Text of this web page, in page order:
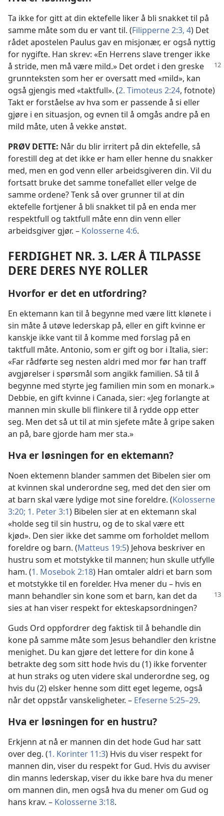
Ta ikke for gitt at din ektefelle liker å bli snakket til på
samme måte som du er vant til. (Filipperne 2:3, 4) Det
rådet apostelen Paulus gav en misjonær, er også nyttig
for nygifte. Han skrev: «En Herrens slave trenger ikke
å stride, men må være mild.» Det ordet i den greske
grunnteksten som her er oversatt med «mild», kan
også gjengis med «taktfull». (2. Timoteus 2:24, fotnote)
Takt er forståelse av hva som er passende å si eller
gjøre i en situasjon, og evnen til å omgås andre på en
mild måte, uten å vekke anstøt.
PRØV DETTE: Når du blir irritert på din ektefelle, så
forestill deg at det ikke er ham eller henne du snakker
med, men en god venn eller arbeidsgiveren din. Vil du
fortsatt bruke det samme tonefallet eller velge de
samme ordene? Tenk så over grunner til at din
ektefelle fortjener å bli snakket til på en enda mer
respektfull og taktfull måte enn din venn eller
arbeidsgiver gjør. – Kolosserne 4:6.
FERDIGHET NR. 3. LÆR Å TILPASSE
DERE DERES NYE ROLLER
Hvorfor er det en utfordring?
En ektemann kan til å begynne med være litt klønete i
sin måte å utøve lederskap på, eller en gift kvinne er
kanskje ikke vant til å komme med forslag på en
taktfull måte. Antonio, som er gift og bor i Italia, sier:
«Far rådførte seg nesten aldri med mor før han traff
avgjørelser i spørsmål som angikk familien. Så til å
begynne med styrte jeg familien min som en monark.»
Debbie, en gift kvinne i Canada, sier: «Jeg forlangte at
mannen min skulle bli flinkere til å rydde opp etter
seg. Men det så ut til at min sjefete måte å gripe saken
an på, bare gjorde ham mer sta.»
Hva er løsningen for en ektemann?
Noen ektemenn blander sammen det Bibelen sier om
at kvinnen skal underordne seg, med det den sier om
at barn skal være lydige mot sine foreldre. (Kolosserne
3:20; 1. Peter 3:1) Bibelen sier at en ektemann skal
«holde seg til sin hustru, og de to skal være ett
kjød». Den sier ikke det samme om forholdet mellom
foreldre og barn. (Matteus 19:5) Jehova beskriver en
hustru som et motstykke til mannen; hun skulle utfylle
ham. (1. Mosebok 2:18) Han omtaler aldri et barn som
et motstykke til en forelder. Hva mener du – hvis en
mann behandler sin kone som et barn, kan det da
sies at han viser respekt for ekteskapsordningen?
Guds Ord oppfordrer deg faktisk til å behandle din
kone på samme måte som Jesus behandler den kristne
menighet. Du kan gjøre det lettere for din kone å
betrakte deg som sitt hode hvis du (1) ikke forventer
at hun straks og uten videre skal underordne seg, og
hvis du (2) elsker henne som ditt eget legeme, også
når det oppstår vanskeligheter. – Efeserne 5:25–29.
Hva er løsningen for en hustru?
Erkjenn at nå er mannen din det hode Gud har satt
over deg. (1. Korinter 11:3) Hvis du viser respekt for
mannen din, viser du respekt for Gud. Hvis du avviser
din manns lederskap, viser du ikke bare hva du mener
om mannen din, men også hva du mener om Gud og
hans krav. – Kolosserne 3:18.